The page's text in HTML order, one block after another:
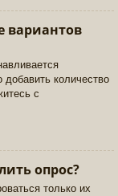
вариантов
количество
с
опрос?
только их